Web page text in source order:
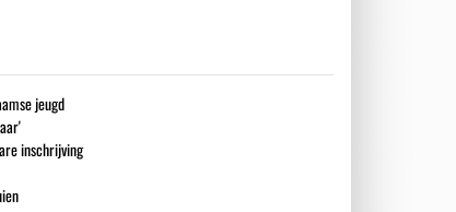
jeugd
inschrijving